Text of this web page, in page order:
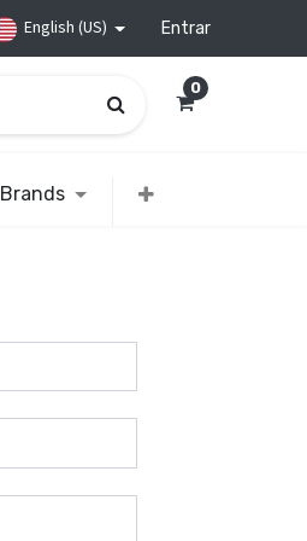
English (US) Entrar
0
Brands